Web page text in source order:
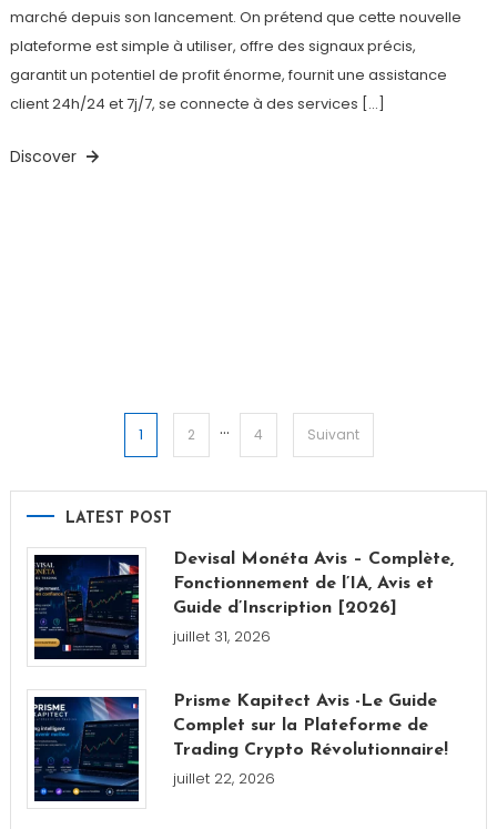
marché depuis son lancement. On prétend que cette nouvelle
plateforme est simple à utiliser, offre des signaux précis,
garantit un potentiel de profit énorme, fournit une assistance
client 24h/24 et 7j/7, se connecte à des services […]
Discover
Pagination
des
1 2 … 4 Suivant
LATEST POST
Devisal Monéta Avis – Complète,
Fonctionnement de l’IA, Avis et
Guide d’Inscription [2026]
juillet 31, 2026
Prisme Kapitect Avis -Le Guide
Complet sur la Plateforme de
Trading Crypto Révolutionnaire!
juillet 22, 2026